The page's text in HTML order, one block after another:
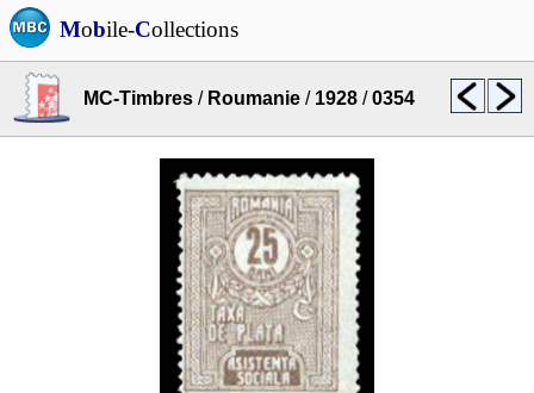
Mobile-Collections
MC-Timbres / Roumanie / 1928 /0354